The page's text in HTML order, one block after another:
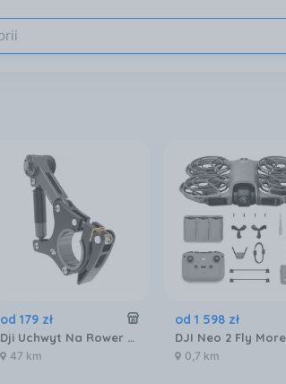
od 179 zł
Dji Uchwyt Na Rower Dla Osmo
47 km
od 1 598 zł
0,7 km